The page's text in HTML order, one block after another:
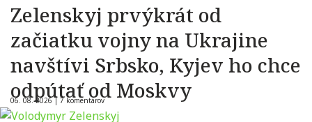
Zelenskyj prvýkrát od
začiatku vojny na Ukrajine
navštívi Srbsko, Kyjev ho chce
odpútať od Moskvy
06. 08. 2026 | 7 komentárov